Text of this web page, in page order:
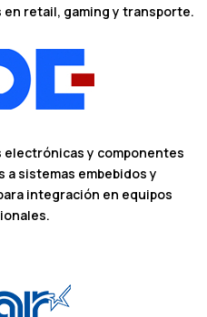
retail, gaming y transporte.
y componentes
sistemas embebidos y
integración en equipos